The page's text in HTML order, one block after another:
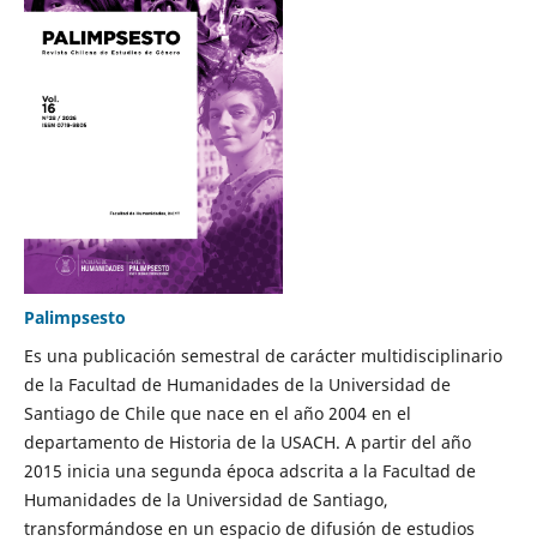
Palimpsesto
Es una publicación semestral de carácter multidisciplinario
de la Facultad de Humanidades de la Universidad de
Santiago de Chile que nace en el año 2004 en el
departamento de Historia de la USACH. A partir del año
2015 inicia una segunda época adscrita a la Facultad de
Humanidades de la Universidad de Santiago,
transformándose en un espacio de difusión de estudios